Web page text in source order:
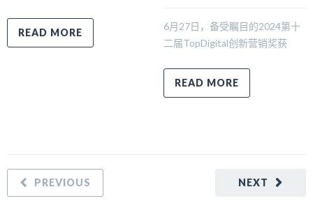
READ MORE
6月27日，备受瞩目的2024第十
二届TopDigital创新营销奖获
READ MORE
NEXT
PREVIOUS